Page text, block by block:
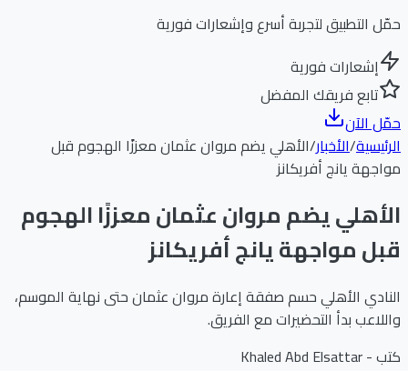
حمّل التطبيق لتجربة أسرع وإشعارات فورية
إشعارات فورية
تابع فريقك المفضل
حمّل الآن
الرئيسية/الأخبار/الأهلي يضم مروان عثمان معززًا الهجوم قبل
مواجهة يانج أفريكانز
الأهلي يضم مروان عثمان معززًا الهجوم
قبل مواجهة يانج أفريكانز
النادي الأهلي حسم صفقة إعارة مروان عثمان حتى نهاية الموسم،
واللاعب بدأ التحضيرات مع الفريق.
كتب -Khaled Abd Elsattar